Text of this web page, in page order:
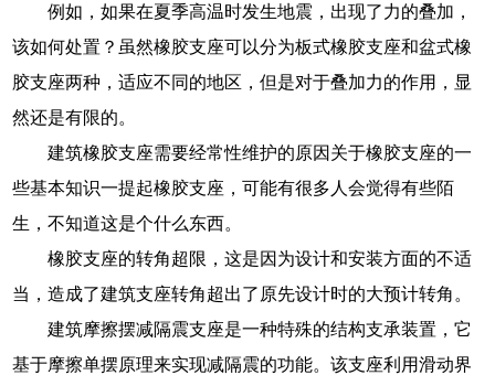
例如，如果在夏季高温时发生地震，出现了力的叠加，
该如何处置？虽然橡胶支座可以分为板式橡胶支座和盆式橡
胶支座两种，适应不同的地区，但是对于叠加力的作用，显
然还是有限的。
建筑橡胶支座需要经常性维护的原因关于橡胶支座的一
些基本知识一提起橡胶支座，可能有很多人会觉得有些陌
生，不知道这是个什么东西。
橡胶支座的转角超限，这是因为设计和安装方面的不适
当，造成了建筑支座转角超出了原先设计时的大预计转角。
建筑摩擦摆减隔震支座是一种特殊的结构支承装置，它
基于摩擦单摆原理来实现减隔震的功能。该支座利用滑动界